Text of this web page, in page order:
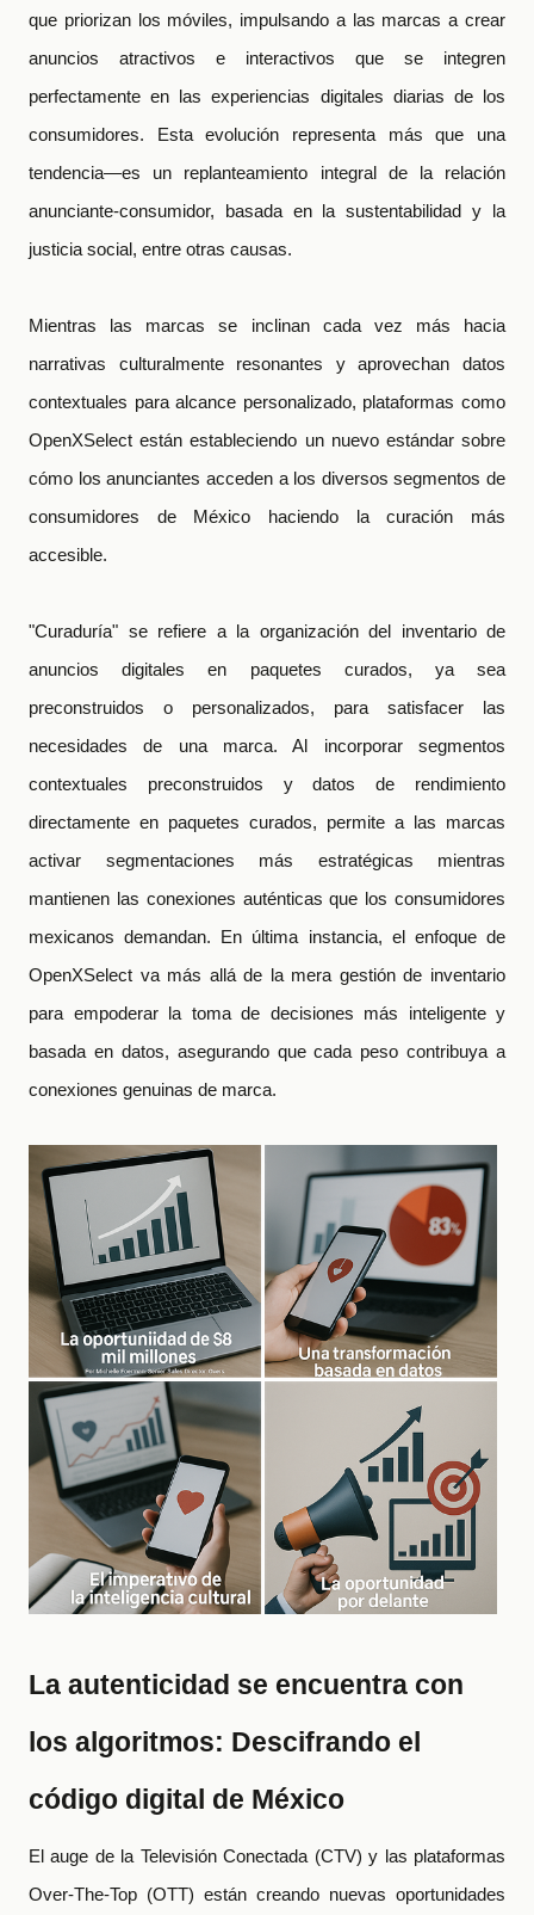
que priorizan los móviles, impulsando a las marcas a crear
anuncios atractivos e interactivos que se integren
perfectamente en las experiencias digitales diarias de los
consumidores. Esta evolución representa más que una
tendencia—es un replanteamiento integral de la relación
anunciante-consumidor, basada en la sustentabilidad y la
justicia social, entre otras causas.
Mientras las marcas se inclinan cada vez más hacia
narrativas culturalmente resonantes y aprovechan datos
contextuales para alcance personalizado, plataformas como
OpenXSelect están estableciendo un nuevo estándar sobre
cómo los anunciantes acceden a los diversos segmentos de
consumidores de México haciendo la curación más
accesible.
"Curaduría" se refiere a la organización del inventario de
anuncios digitales en paquetes curados, ya sea
preconstruidos o personalizados, para satisfacer las
necesidades de una marca. Al incorporar segmentos
contextuales preconstruidos y datos de rendimiento
directamente en paquetes curados, permite a las marcas
activar segmentaciones más estratégicas mientras
mantienen las conexiones auténticas que los consumidores
mexicanos demandan. En última instancia, el enfoque de
OpenXSelect va más allá de la mera gestión de inventario
para empoderar la toma de decisiones más inteligente y
basada en datos, asegurando que cada peso contribuya a
conexiones genuinas de marca.
La autenticidad se encuentra con
los algoritmos: Descifrando el
código digital de México
El auge de la Televisión Conectada (CTV) y las plataformas
Over-The-Top (OTT) están creando nuevas oportunidades